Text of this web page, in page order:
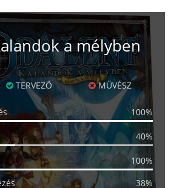
a mélyben
TERVEZŐ MŰVÉSZ
100%
40%
100%
38%